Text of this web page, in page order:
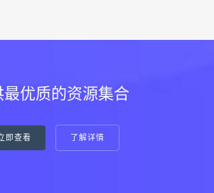
最优质的资源集合
即查看 了解详情